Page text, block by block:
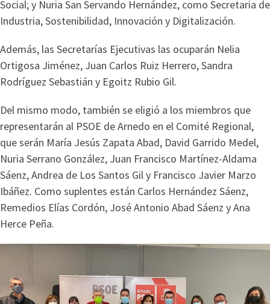
Social; y Nuria San Servando Hernández, como Secretaria de
Industria, Sostenibilidad, Innovación y Digitalización.
Además, las Secretarías Ejecutivas las ocuparán Nelia
Ortigosa Jiménez, Juan Carlos Ruiz Herrero, Sandra
Rodríguez Sebastián y Egoitz Rubio Gil.
Del mismo modo, también se eligió a los miembros que
representarán al PSOE de Arnedo en el Comité Regional,
que serán María Jesús Zapata Abad, David Garrido Medel,
Nuria Serrano González, Juan Francisco Martínez-Aldama
Sáenz, Andrea de Los Santos Gil y Francisco Javier Marzo
Ibáñez. Como suplentes están Carlos Hernández Sáenz,
Remedios Elías Cordón, José Antonio Abad Sáenz y Ana
Herce Peña.